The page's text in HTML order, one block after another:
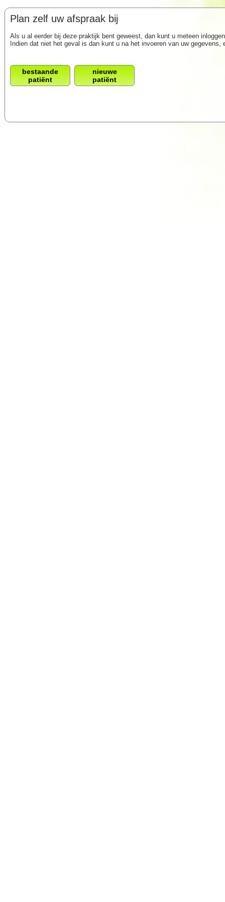
Plan zelf uw afspraak bij
Als u al eerder bij deze praktijk bent geweest, dan kunt u meteen
Indien dat niet het geval is dan kunt u na het invoeren van uw gegevens,
bestaande
patiënt
nieuwe
patiënt